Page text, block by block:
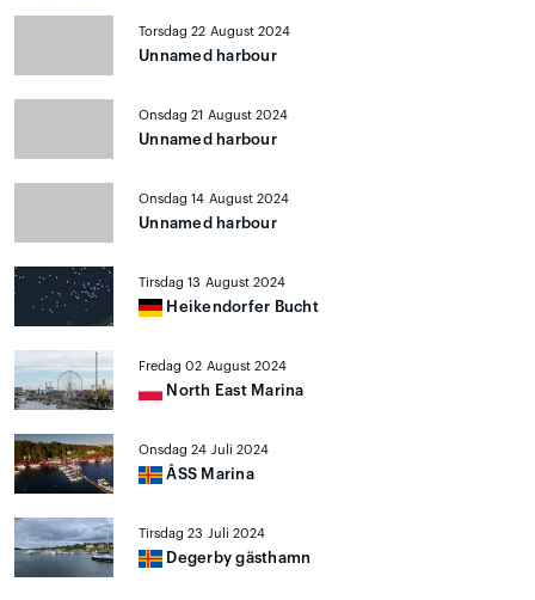
Torsdag 22 August 2024
Unnamed harbour
Onsdag 21 August 2024
Unnamed harbour
Onsdag 14 August 2024
Unnamed harbour
Tirsdag 13 August 2024
Heikendorfer Bucht
Fredag 02 August 2024
North East Marina
Onsdag 24 Juli 2024
ÅSS Marina
Tirsdag 23 Juli 2024
Degerby gästhamn